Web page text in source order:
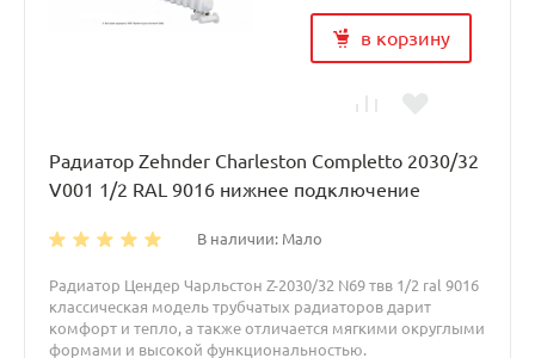
в корзину
Радиатор Zehnder Charleston Completto 2030/32
V001 1/2 RAL 9016 нижнее подключение
В наличии: Мало
Радиатор Цендер Чарльстон Z-2030/32 N69 твв 1/2 ral 9016
классическая модель трубчатых радиаторов дарит
комфорт и тепло, а также отличается мягкими округлыми
формами и высокой функциональностью.